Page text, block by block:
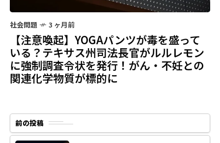
社会問題 3 ヶ月前
【注意喚起】YOGAパンツが毒を盛って
いる？テキサス州司法長官がルルレモン
に強制調査令状を発行！がん・不妊との
関連化学物質が標的に
前の投稿